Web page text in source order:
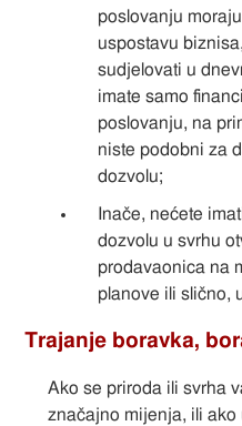
poslovanju
uspostavu
sudjelovati u
imate samo
poslovanju, na
niste podobni za
dozvolu;
Inače, nećete
dozvolu u svrhu
prodavaonica na
planove ili slično,
Trajanje boravka,
Ako se priroda ili svrha
značajno mijenja, ili ako